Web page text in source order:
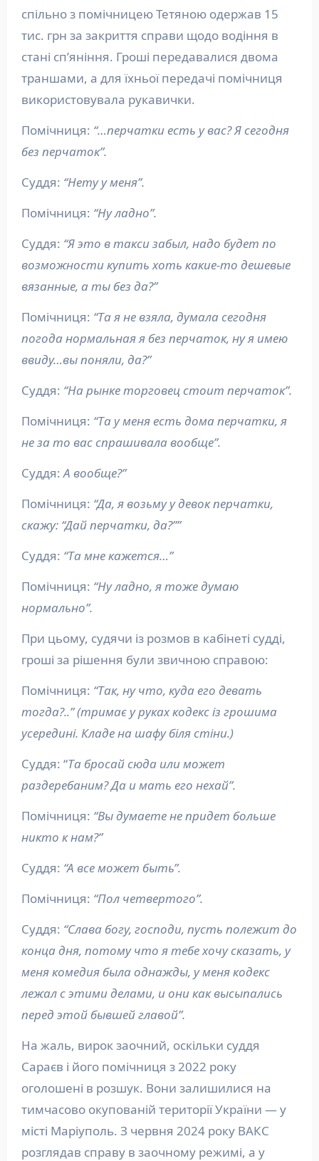
спільно з помічницею Тетяною одержав 15
тис. грн за закриття справи щодо водіння в
стані сп’яніння. Гроші передавалися двома
траншами, а для їхньої передачі помічниця
використовувала рукавички.
Помічниця: “…перчатки есть у вас? Я сегодня
без перчаток”.
Суддя: “Нету у меня”.
Помічниця: “Ну ладно”.
Суддя: “Я это в такси забыл, надо будет по
возможности купить хоть какие-то дешевые
вязанные, а ты без да?”
Помічниця: “Та я не взяла, думала сегодня
погода нормальная я без перчаток, ну я имею
ввиду…вы поняли, да?”
Суддя: “На рынке торговец стоит перчаток”.
Помічниця: “Та у меня есть дома перчатки, я
не за то вас спрашивала вообще”.
Суддя:А вообще?”
Помічниця: “Да, я возьму у девок перчатки,
скажу: “Дай перчатки, да?””
Суддя: “Та мне кажется…”
Помічниця: “Ну ладно, я тоже думаю
нормально”.
При цьому, судячи із розмов в кабінеті судді,
гроші за рішення були звичною справою:
Помічниця: “Так, ну что, куда его девать
тогда?..” (тримає у руках кодекс із грошима
усередині. Кладе на шафу біля стіни.)
Суддя: “Та бросай сюда или может
раздеребаним? Да и мать его нехай”.
Помічниця: “Вы думаете не придет больше
никто к нам?”
Суддя: “А все может быть”.
Помічниця: “Пол четвертого”.
Суддя: “Слава богу, господи, пусть полежит до
конца дня, потому что я тебе хочу сказать, у
меня комедия была однажды, у меня кодекс
лежал с этими делами, и они как высыпались
перед этой бывшей главой”.
На жаль, вирок заочний, оскільки суддя
Сараєв і його помічниця з 2022 року
оголошені в розшук. Вони залишилися на
тимчасово окупованій території України — у
місті Маріуполь. З червня 2024 року ВАКС
розглядав справу в заочному режимі, а у